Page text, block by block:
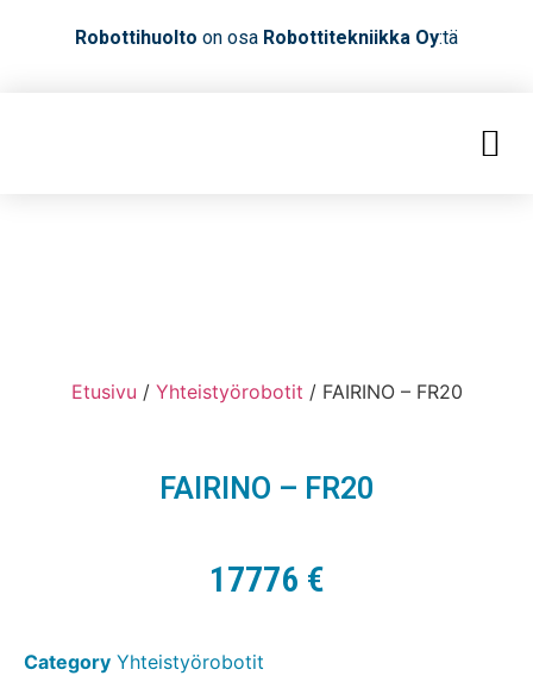
Robottihuolto on osa Robottitekniikka Oy:tä
Etusivu / Yhteistyörobotit / FAIRINO – FR20
FAIRINO – FR20
17776 €
Category Yhteistyörobotit